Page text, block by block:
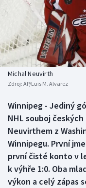
Americký fotbal
Baseball a softbal
Basketbal
Biatlon
Boby a skeleton
Box
Curling
Dostihy
NEPŘEHLÉDNĚTE
Soutěže
Historické návraty
Aplikace ČT sport
AZ kvíz
Michal Neuvirth
Zdroj: AP/Luis M. Alvarez
Winnipeg - Jediný
NHL souboj
Neuvirthem z
Winnipegu. První
první čisté konto v
k výhře 1:0. Oba
výkon a celý zápas